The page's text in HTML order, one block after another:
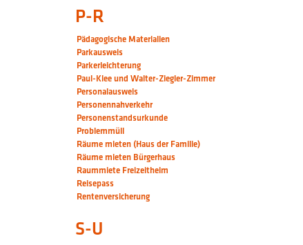
P-R
Pädagogische Materialien
Parkausweis
Parkerleichterung
Paul-Klee und Walter-Ziegler-Zimmer
Personalausweis
Personennahverkehr
Personenstandsurkunde
Problemmüll
Räume mieten (Haus der Familie)
Räume mieten Bürgerhaus
Raummiete Freizeitheim
Reisepass
Rentenversicherung
S-U